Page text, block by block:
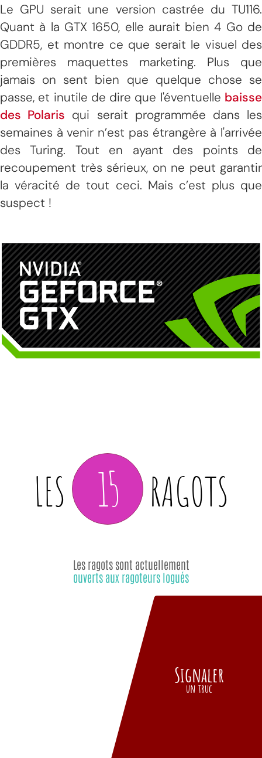
Le GPU serait une version castrée du TU116.
Quant à la GTX 1650, elle aurait bien 4 Go de
GDDR5, et montre ce que serait le visuel des
premières maquettes marketing. Plus que
jamais on sent bien que quelque chose se
passe, et inutile de dire que l'éventuelle baisse
des Polaris qui serait programmée dans les
semaines à venir n’est pas étrangère à l'arrivée
des Turing. Tout en ayant des points de
recoupement très sérieux, on ne peut garantir
la véracité de tout ceci. Mais c’est plus que
suspect !
LES 15 RAGOTS
Les ragots sont actuellement
ouverts aux ragoteurs logués
Signaler
un truc